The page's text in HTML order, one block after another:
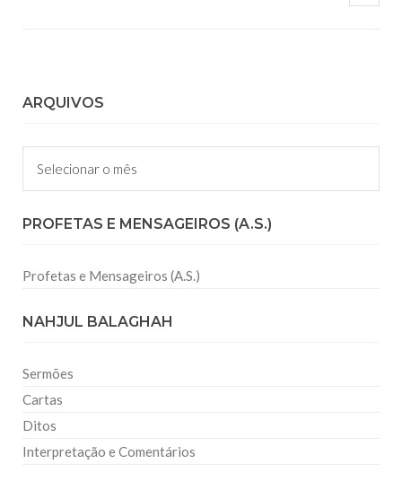
ARQUIVOS
Arquivos
PROFETAS E MENSAGEIROS (A.S.)
Profetas e Mensageiros (A.S.)
NAHJUL BALAGHAH
Sermões
Cartas
Ditos
Interpretação e Comentários